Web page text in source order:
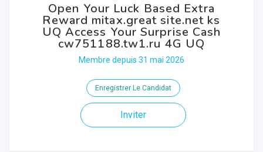
Open Your Luck Based Extra
Reward mitax.great site.net ks
UQ Access Your Surprise Cash
cw751188.tw1.ru 4G UQ
Membre depuis 31 mai 2026
Enregistrer Le Candidat
Inviter